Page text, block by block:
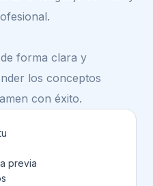
forma clara y
los conceptos
con éxito.
previa